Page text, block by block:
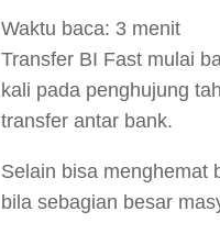
Waktu baca: 3 menit
Transfer BI Fast mulai
kali pada penghujung
transfer antar bank.
Selain bisa menghemat
bila sebagian besar